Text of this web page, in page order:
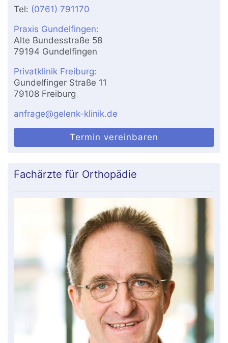
Tel: (0761) 791170
Praxis Gundelfingen:
Alte Bundesstraße 58
79194 Gundelfingen
Privatklinik Freiburg:
Gundelfinger Straße 11
79108 Freiburg
anfrage@gelenk-klinik.de
Termin vereinbaren
Fachärzte für Orthopädie